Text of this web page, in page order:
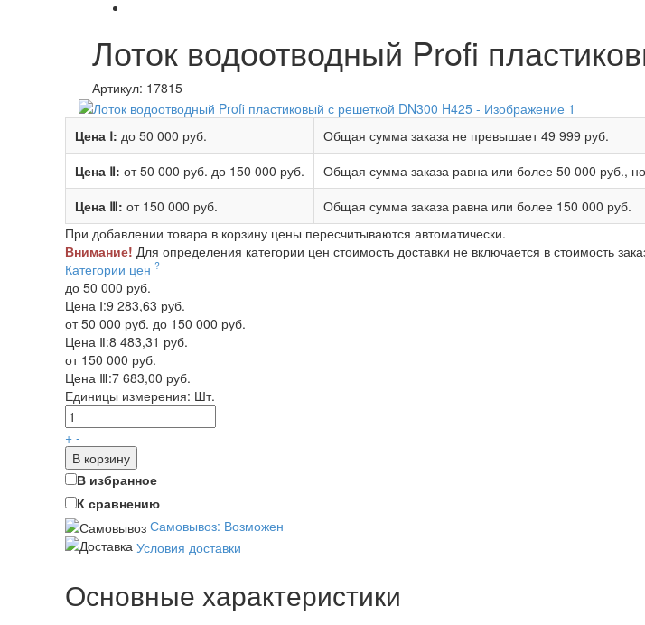
Лоток водоотводный Profi
Артикул: 17815
Цена Ⅰ: до 50 000 руб. Общая сумма заказа не превышает49 999 руб.
Цена Ⅱ: от 50 000 руб. до 150 000 руб. Общая сумма заказа равна или более 50 000 руб.,
Цена Ⅲ: от 150 000 руб. Общая сумма заказа равна или более 150 000 руб.
При добавлении товара в корзину цены пересчитываются автоматически.
Внимание! Для определения категории цен стоимость доставки не включается в стоимость
Категории цен ?
до 50 000 руб.
Цена Ⅰ:9 283,63 руб.
от 50 000 руб. до 150 000 руб.
Цена Ⅱ:8 483,31 руб.
от 150 000 руб.
Цена Ⅲ:7 683,00 руб.
Единицы измерения: Шт.
+ -
В корзину
В избранное
К сравнению
Самовывоз: Возможен
Условия доставки
Основные характеристики